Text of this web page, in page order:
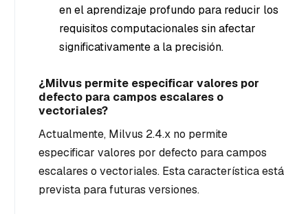
en el aprendizaje profundo para reducir los
requisitos computacionales sin afectar
significativamente a la precisión.
¿Milvus permite especificar valores por
defecto para campos escalares o
vectoriales?
Actualmente, Milvus 2.4.x no permite
especificar valores por defecto para campos
escalares o vectoriales. Esta característica está
prevista para futuras versiones.